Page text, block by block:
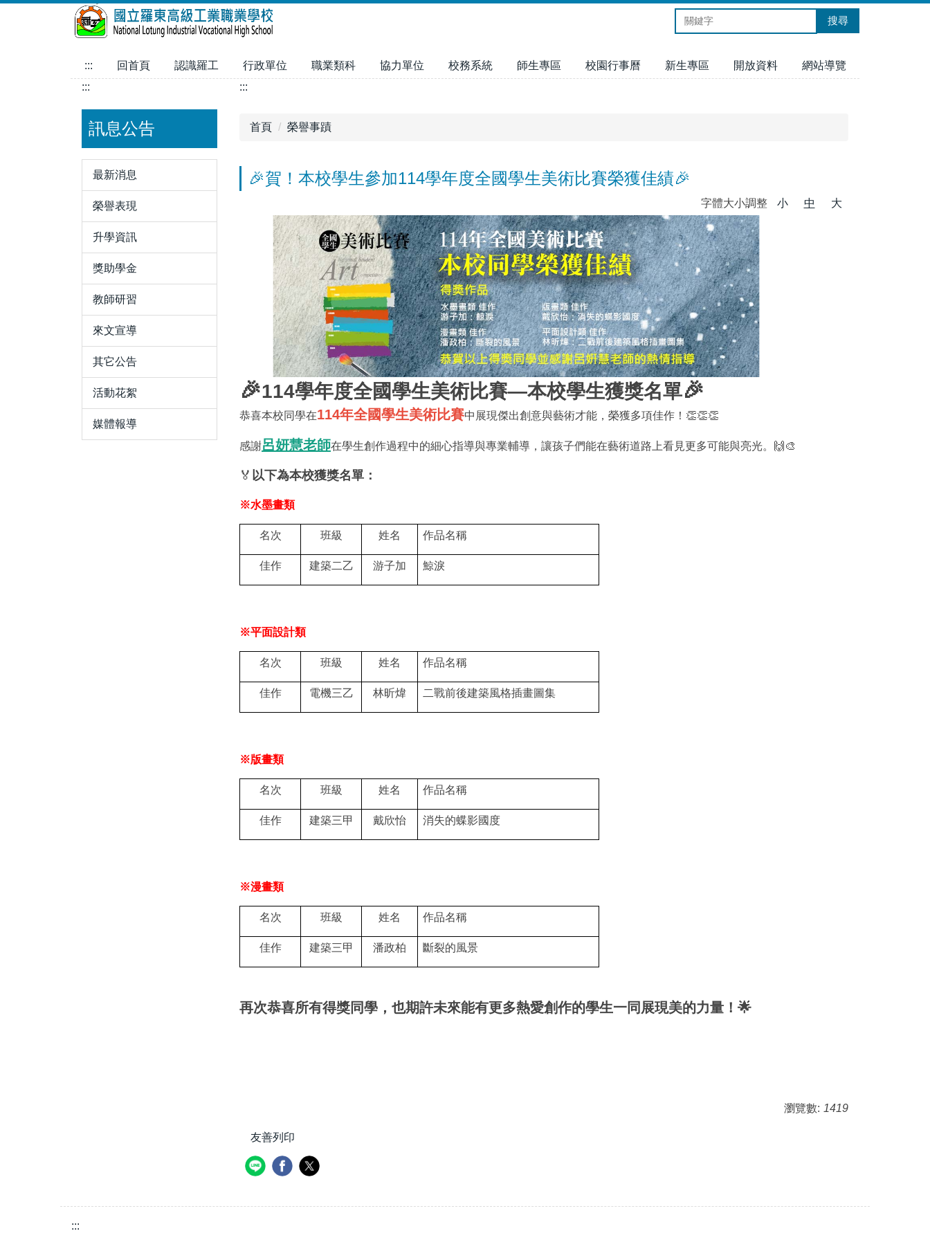
搜尋
::: 回首頁 認識羅工 行政單位 職業類科 協力單位 校務系統 師生專區 校園行事曆 新生專區 開放資料
網站導覽
:::
訊息公告
最新消息
榮譽表現
升學資訊
獎助學金
教師研習
來文宣導
其它公告
活動花絮
媒體報導
:::
首頁 榮譽事蹟
🎉賀！本校學生參加114學年度全國學生美術比賽榮獲佳績🎉
字體大小調整 小 中 大
🎉114學年度全國學生美術比賽—本校學生獲獎名單🎉
恭喜本校同學在114年全國學生美術比賽中展現傑出創意與藝術才能，榮獲多項佳作！👏👏👏
感謝呂妍慧老師在學生創作過程中的細心指導與專業輔導，讓孩子們能在藝術道路上看見更多可能與亮光。🙌🎨
🏅 以下為本校獲獎名單：
※水墨畫類
名次 班級 姓名 作品名稱
佳作 建築二乙 游子加 鯨淚
※平面設計類
名次 班級 姓名 作品名稱
佳作 電機三乙 林昕煒 二戰前後建築風格插畫圖集
※版畫類
名次 班級 姓名 作品名稱
佳作 建築三甲 戴欣怡 消失的蝶影國度
※漫畫類
名次 班級 姓名 作品名稱
佳作 建築三甲 潘政柏 斷裂的風景
再次恭喜所有得獎同學，也期許未來能有更多熱愛創作的學生一同展現美的力量！🌟
瀏覽數: 1419
友善列印
:::